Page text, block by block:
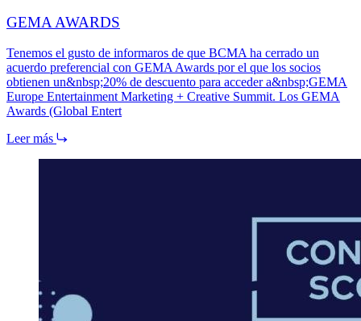
GEMA AWARDS
Tenemos el gusto de informaros de que BCMA ha cerrado un
acuerdo preferencial con GEMA Awards por el que los socios
obtienen un&nbsp;20% de descuento para acceder a&nbsp;GEMA
Europe Entertainment Marketing + Creative Summit. Los GEMA
Awards (Global Entert
Leer más